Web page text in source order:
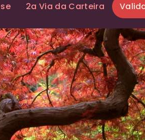
2a Via da Carteira